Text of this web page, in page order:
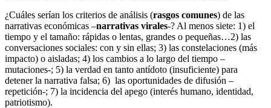
¿Cuáles serían los criterios de análisis (rasgos comunes) de las
narrativas económicas –narrativas virales-? Al menos siete: 1) el
tiempo y el tamaño: rápidas o lentas, grandes o pequeñas…2) las
conversaciones sociales: con y sin ellas; 3) las constelaciones (más
impacto) o aisladas; 4) los cambios a lo largo del tiempo –
mutaciones-; 5) la verdad en tanto antídoto (insuficiente) para
detener la narrativa falsa; 6) las oportunidades de difusión –
repetición-; 7) la incidencia del apego (interés humano, identidad,
patriotismo).